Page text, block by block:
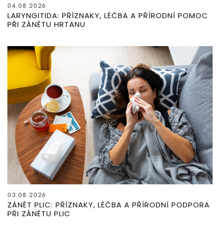
04.08.2026
LARYNGITIDA: PŘÍZNAKY, LÉČBA A PŘÍRODNÍ POMOC
PŘI ZÁNĚTU HRTANU
03.08.2026
ZÁNĚT PLIC: PŘÍZNAKY, LÉČBA A PŘÍRODNÍ PODPORA
PŘI ZÁNĚTU PLIC